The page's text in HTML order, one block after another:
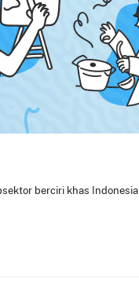
berciri khas